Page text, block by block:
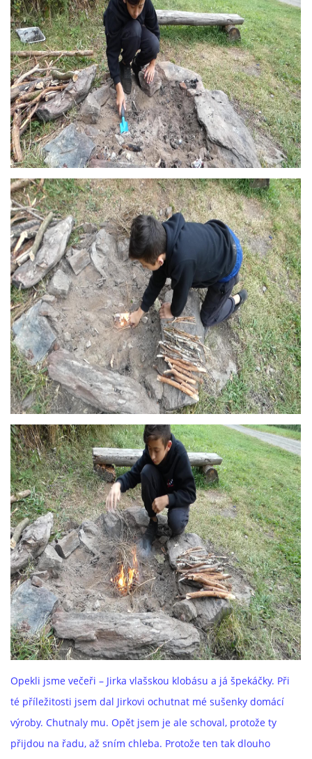
Opekli jsme večeři – Jirka vlašskou klobásu a já špekáčky. Při
té příležitosti jsem dal Jirkovi ochutnat mé sušenky domácí
výroby. Chutnaly mu. Opět jsem je ale schoval, protože ty
přijdou na řadu, až sním chleba. Protože ten tak dlouho